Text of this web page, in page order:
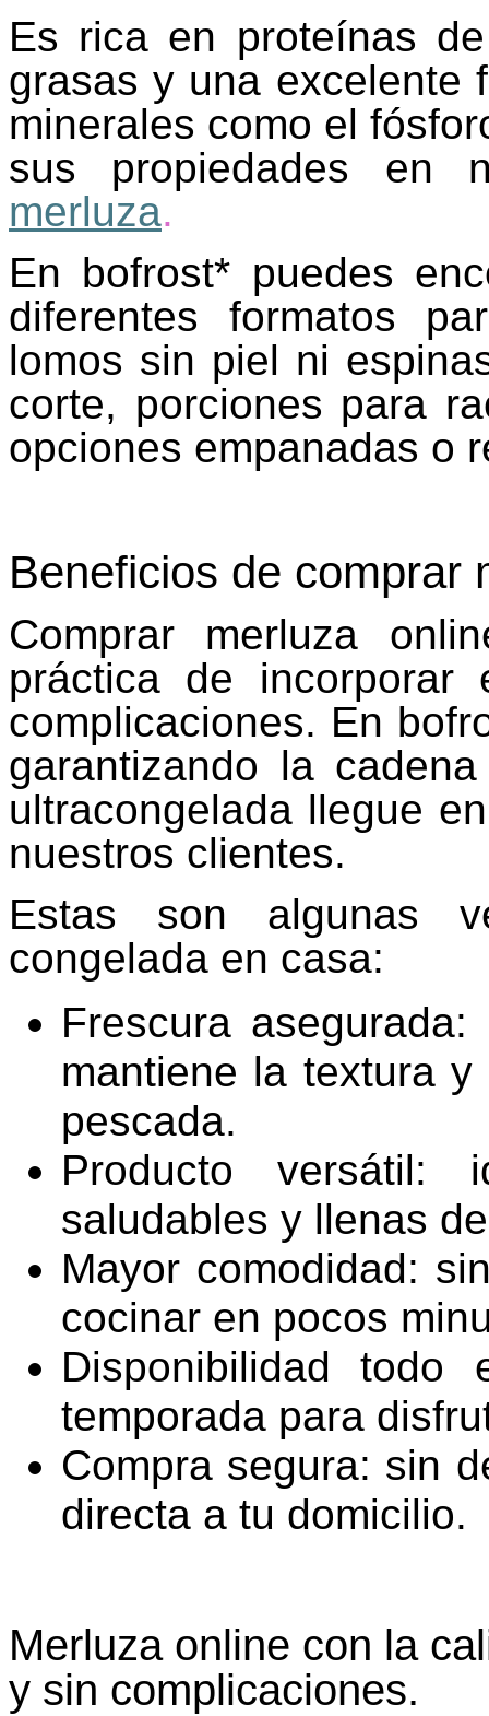
Es rica en proteínas
grasas y una excelente
minerales como el
sus propiedades en
merluza.
En bofrost* puedes
diferentes formatos
lomos sin piel ni
corte, porciones para
opciones empanadas o
Beneficios de comprar
Comprar merluza
práctica de
complicaciones. En
garantizando la
ultracongelada llegue
nuestros clientes.
Estas son algunas
congelada en casa:
Frescura
mantiene la textura
pescada.
Producto versátil:
saludables y llenas
Mayor comodidad:
cocinar en pocos
Disponibilidad
temporada para
Compra segura: sin
directa a tu domicilio.
Merluza online con la
y sin complicaciones.